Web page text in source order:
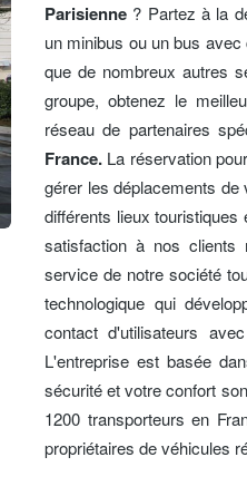
Parisienne ? Partez à la
un minibus ou un bus
que de nombreux autres
groupe, obtenez le
réseau de partenaires
France. La réservation
gérer les déplacements
différents lieux
satisfaction à nos clients
service de notre société
technologique qui
contact d'utilisateurs
L'entreprise est basée
sécurité et votre confort
1200 transporteurs en
propriétaires de véhicules